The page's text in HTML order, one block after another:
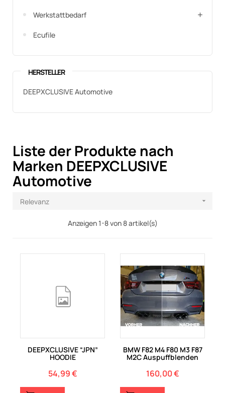
Werkstattbedarf
Ecufile
HERSTELLER
DEEPXCLUSIVE Automotive
Liste der Produkte nach
Marken DEEPXCLUSIVE
Automotive
Relevanz 
Anzeigen 1-8 von 8 artikel(s)
DEEPXCLUSIVE “JPN”
HOODIE
Preis
54,99 €
BMW F82 M4 F80 M3 F87
M2C Auspuffblenden
Preis
160,00 €